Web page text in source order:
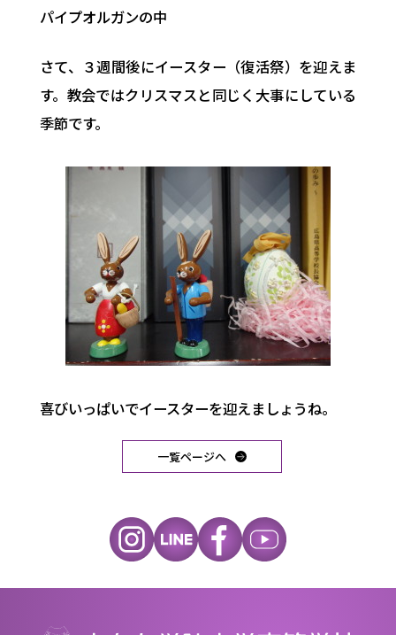
パイプオルガンの中
さて、３週間後にイースター（復活祭）を迎えま
す。教会ではクリスマスと同じく大事にしている
季節です。
喜びいっぱいでイースターを迎えましょうね。
一覧ページへ